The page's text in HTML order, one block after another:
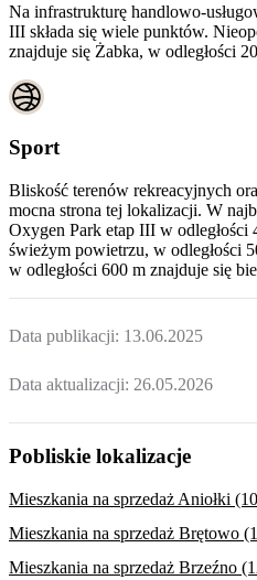
Na infrastrukturę handlowo-
III składa się wiele punktów.
znajduje się Żabka, w odległości
Sport
Bliskość terenów rekreacyjnych
mocna strona tej lokalizacji. W
Oxygen Park etap III w odległości
świeżym powietrzu, w odległości
w odległości 600 m znajduje się
Data publikacji: 13.06.2025
Data aktualizacji: 26.05.2026
Pobliskie lokalizacje
Mieszkania na sprzedaż Aniołki
Mieszkania na sprzedaż Brętowo
Mieszkania na sprzedaż Brzeźno